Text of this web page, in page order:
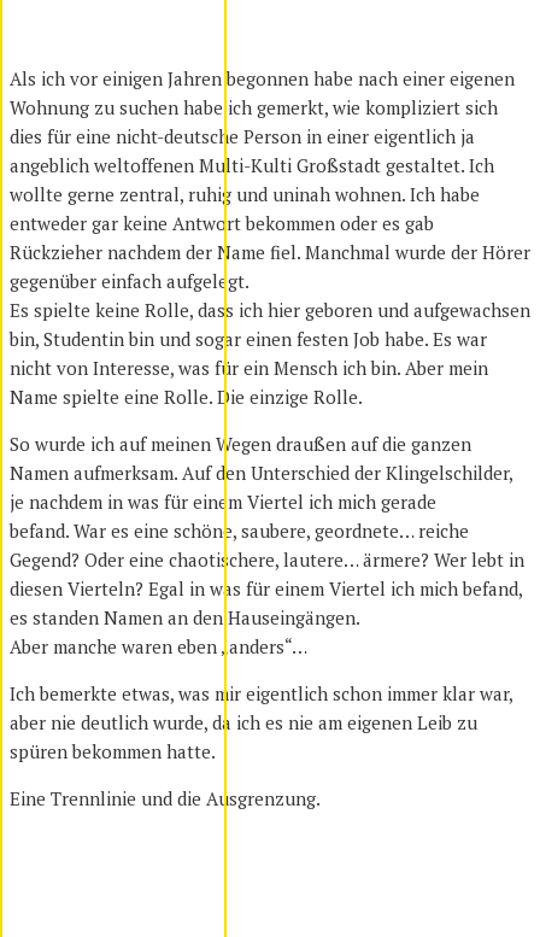
Als ich vor einigen Jahren begonnen habe nach einer eigenen
Wohnung zu suchen habe ich gemerkt, wie kompliziert sich
dies für eine nicht-deutsche Person in einer eigentlich ja
angeblich weltoffenen Multi-Kulti Großstadt gestaltet. Ich
wollte gerne zentral, ruhig und uninah wohnen. Ich habe
entweder gar keine Antwort bekommen oder es gab
Rückzieher nachdem der Name fiel. Manchmal wurde der Hörer
gegenüber einfach aufgelegt.
Es spielte keine Rolle, dass ich hier geboren und aufgewachsen
bin, Studentin bin und sogar einen festen Job habe. Es war
nicht von Interesse, was für ein Mensch ich bin. Aber mein
Name spielte eine Rolle. Die einzige Rolle.
So wurde ich auf meinen Wegen draußen auf die ganzen
Namen aufmerksam. Auf den Unterschied der Klingelschilder,
je nachdem in was für einem Viertel ich mich gerade
befand. War es eine schöne, saubere, geordnete… reiche
Gegend? Oder eine chaotischere, lautere… ärmere? Wer lebt in
diesen Vierteln? Egal in was für einem Viertel ich mich befand,
es standen Namen an den Hauseingängen.
Aber manche waren eben „anders“…
Ich bemerkte etwas, was mir eigentlich schon immer klar war,
aber nie deutlich wurde, da ich es nie am eigenen Leib zu
spüren bekommen hatte.
Eine Trennlinie und die Ausgrenzung.